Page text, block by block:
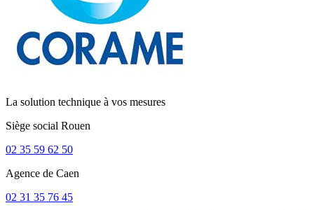
La solution technique à vos mesures
Siège social Rouen
02 35 59 62 50
Agence de Caen
02 31 35 76 45